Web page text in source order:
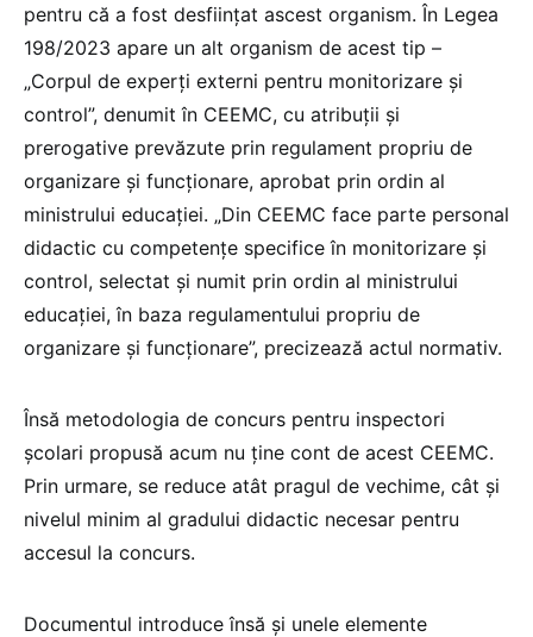
pentru că a fost desființat ascest organism. În Legea
198/2023 apare un alt organism de acest tip –
„Corpul de experți externi pentru monitorizare și
control”, denumit în CEEMC, cu atribuții și
prerogative prevăzute prin regulament propriu de
organizare și funcționare, aprobat prin ordin al
ministrului educației. „Din CEEMC face parte personal
didactic cu competențe specifice în monitorizare și
control, selectat și numit prin ordin al ministrului
educației, în baza regulamentului propriu de
organizare și funcționare”, precizează actul normativ.
Însă metodologia de concurs pentru inspectori
școlari propusă acum nu ține cont de acest CEEMC.
Prin urmare, se reduce atât pragul de vechime, cât și
nivelul minim al gradului didactic necesar pentru
accesul la concurs.
Documentul introduce însă și unele elemente